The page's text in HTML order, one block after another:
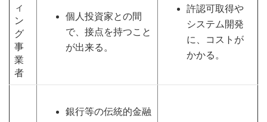
ィ
ン
グ
事
業
者
個人投資家との間
で、接点を持つこと
が出来る。
許認可取得や
システム開発
に、コストが
かかる。
銀行等の伝統的金融